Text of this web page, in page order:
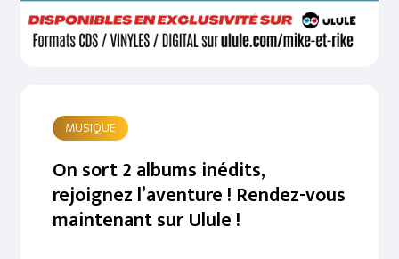
Votre panier est vide.
MUSIQUE
On sort 2 albums inédits,
rejoignez l’aventure ! Rendez-vous
maintenant sur Ulule !